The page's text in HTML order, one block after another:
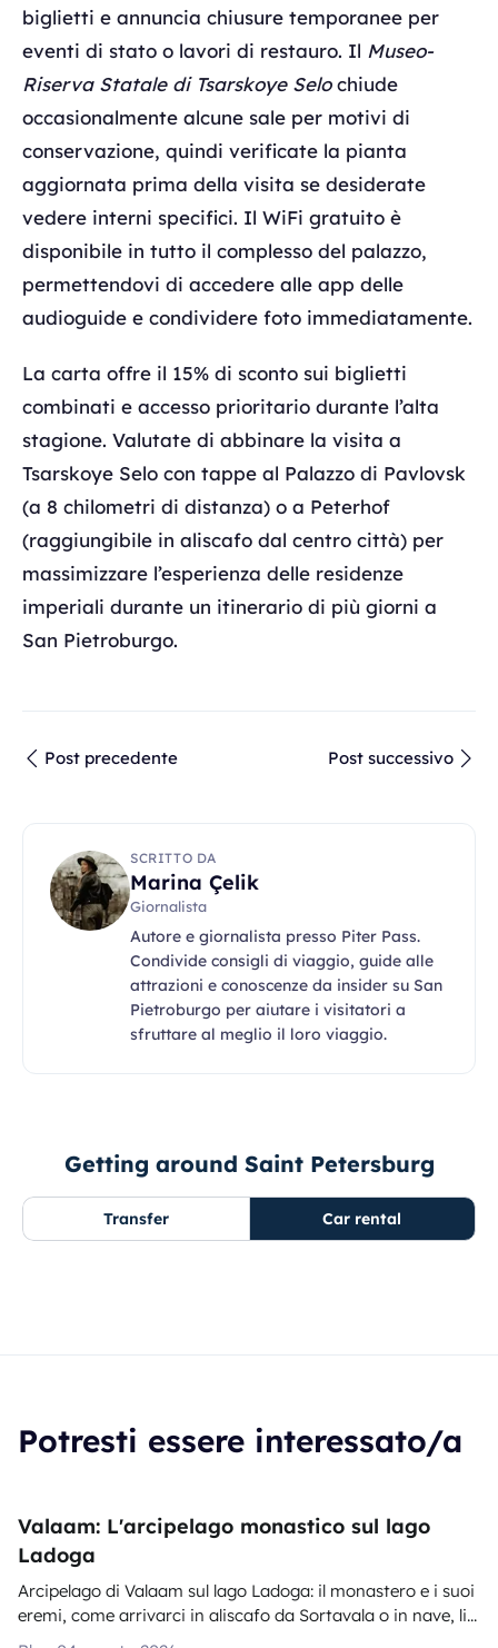
biglietti e annuncia chiusure temporanee per
eventi di stato o lavori di restauro. Il Museo-
Riserva Statale di Tsarskoye Selochiude
occasionalmente alcune sale per motivi di
conservazione, quindi verificate la pianta
aggiornata prima della visita se desiderate
vedere interni specifici. Il WiFi gratuito è
disponibile in tutto il complesso del palazzo,
permettendovi di accedere alle app delle
audioguide e condividere foto immediatamente.
La carta offre il 15% di sconto sui biglietti
combinati e accesso prioritario durante l’alta
stagione. Valutate di abbinare la visita a
Tsarskoye Selo con tappe al Palazzo di Pavlovsk
(a 8 chilometri di distanza) o a Peterhof
(raggiungibile in aliscafo dal centro città) per
massimizzare l’esperienza delle residenze
imperiali durante un itinerario di più giorni a
San Pietroburgo.
Post precedente Post successivo
SCRITTO DA
Marina Çelik
Giornalista
Autore e giornalista presso Piter Pass.
Condivide consigli di viaggio, guide alle
attrazioni e conoscenze da insider su San
Pietroburgo per aiutare i visitatori a
sfruttare al meglio il loro viaggio.
Getting around Saint Petersburg
Transfer Car rental
Potresti essere interessato/a
Valaam: L'arcipelago monastico sul lago
Ladoga
Arcipelago di Valaam sul lago Ladoga: il monastero e i suoi
eremi, come arrivarci in aliscafo da Sortavala o in nave, li...